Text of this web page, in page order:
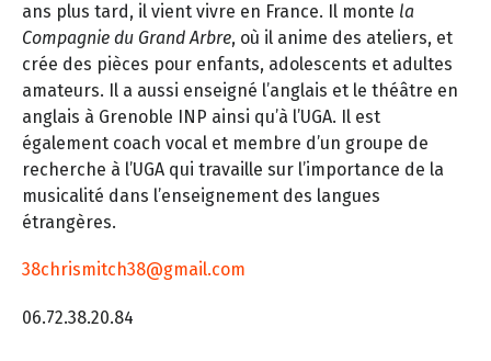
ans plus tard, il vient vivre en France. Il monte la
Compagnie du Grand Arbre, où il anime des ateliers, et
crée des pièces pour enfants, adolescents et adultes
amateurs. Il a aussi enseigné l’anglais et le théâtre en
anglais à Grenoble INP ainsi qu’à l’UGA. Il est
également coach vocal et membre d’un groupe de
recherche à l’UGA qui travaille sur l’importance de la
musicalité dans l’enseignement des langues
étrangères.
38chrismitch38@gmail.com
06.72.38.20.84